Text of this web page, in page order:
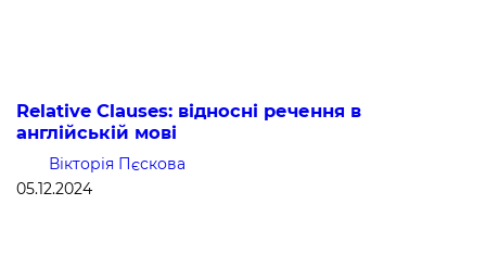
Relative Clauses: відносні речення в
англійській мові
Вікторія Пєскова
05.12.2024